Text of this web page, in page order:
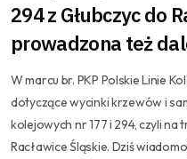
294 z Głubczyc do
prowadzona też
W marcu br. PKP Polskie Linie
dotyczące wycinki krzewów i
kolejowych nr 177 i 294, czyli na
Racławice Śląskie. Dziś